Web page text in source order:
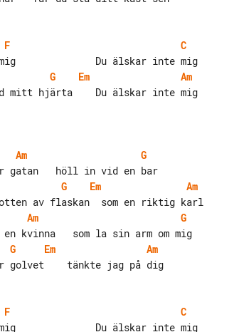
F
C
G
Em
Am
mitt hjärta    Du älskar inte mig
Am
G
G
Em
Am
Am
G
G
Em
Am
golvet    tänkte jag på dig
F
C